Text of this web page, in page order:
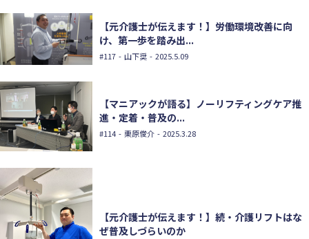
【元介護士が伝えます！】労働環境改善に向
け、第一歩を踏み出...
#117 - 山下奨 - 2025.5.09
【マニアックが語る】ノーリフティングケア推
進・定着・普及の...
#114 - 栗原俊介 - 2025.3.28
【元介護士が伝えます！】続・介護リフトはな
ぜ普及しづらいのか